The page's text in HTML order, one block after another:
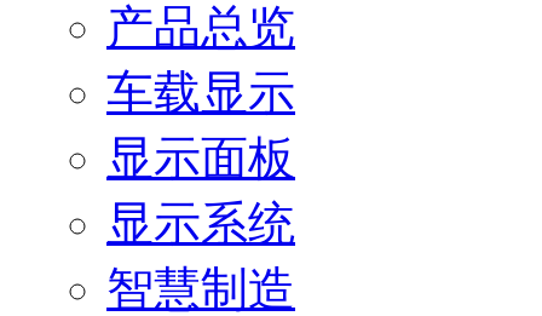
产品总览
车载显示
显示面板
显示系统
智慧制造